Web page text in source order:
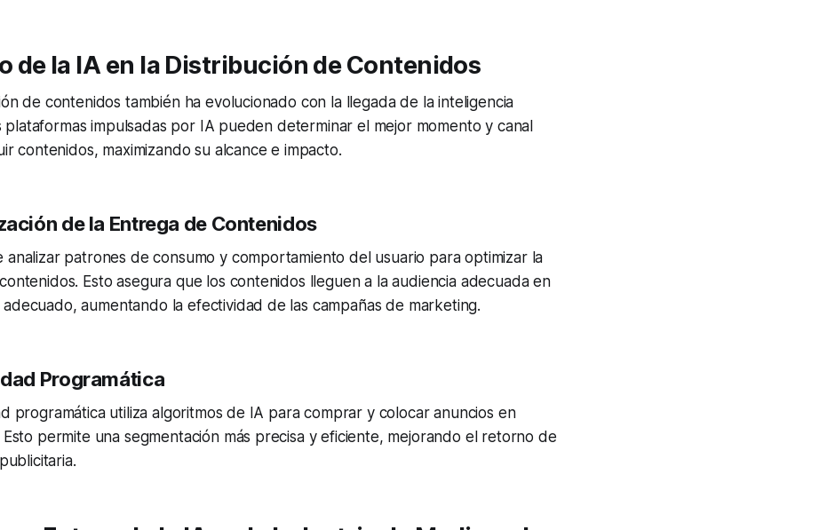
de la IA en la Distribución de Contenidos
de contenidos también ha evolucionado con la llegada de la inteligencia
plataformas impulsadas por IA pueden determinar el mejor momento y canal
contenidos, maximizando su alcance e impacto.
de la Entrega de Contenidos
analizar patrones de consumo y comportamiento del usuario para optimizar la
Esto asegura que los contenidos lleguen a la audiencia adecuada en
aumentando la efectividad de las campañas de marketing.
Programática
programática utiliza algoritmos de IA para comprar y colocar anuncios en
permite una segmentación más precisa y eficiente, mejorando el retorno de